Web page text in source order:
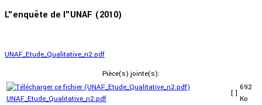
L"enquête de l"UNAF (2010)
UNAF_Etude_Qualitative_n2.pdf
Pièce(s) jointe(s):
UNAF_Etude_Qualitative_n2.pdf
[ ]
692
Ko